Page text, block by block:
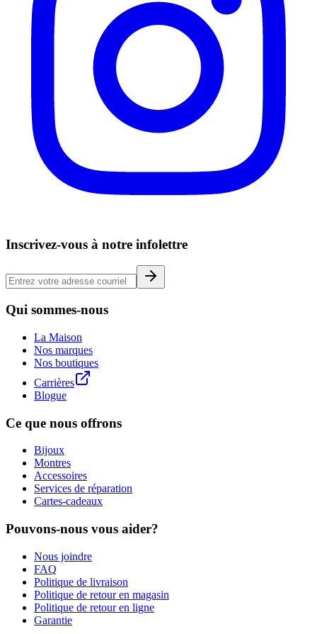
Inscrivez-vous à notre infolettre
Qui sommes-nous
La Maison
Nos marques
Nos boutiques
Carrières
Blogue
Ce que nous offrons
Bijoux
Montres
Accessoires
Services de réparation
Cartes-cadeaux
Pouvons-nous vous aider?
Nous joindre
FAQ
Politique de livraison
Politique de retour en magasin
Politique de retour en ligne
Garantie